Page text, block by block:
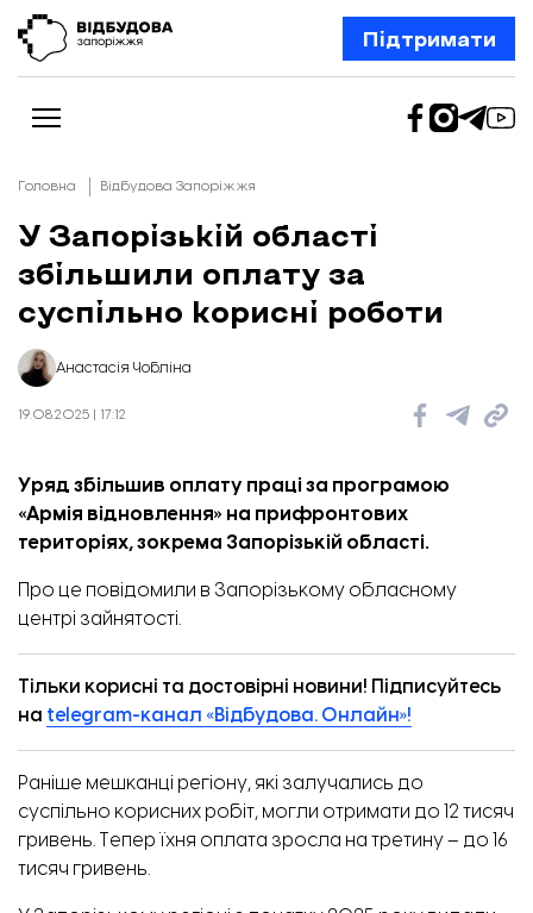
Підтримати
Новини
Відбудова Запоріжжя
Ексклюзив
Бізнес
Шлях додому
Відбудова. Життя
Про нас
Головна Відбудова Запоріжжя
У Запорізькій області
збільшили оплату за
суспільно корисні роботи
Анастасія Чобліна
19.08.2025 | 17:12
Уряд збільшив оплату праці за програмою
«Армія відновлення» на прифронтових
територіях, зокрема Запорізькій області.
Про це повідомили в Запорізькому обласному
центрі зайнятості.
Тільки корисні та достовірні новини! Підписуйтесь
на telegram-канал «Відбудова. Онлайн»!
Раніше мешканці регіону, які залучались до
суспільно корисних робіт, могли отримати до 12 тисяч
гривень. Тепер їхня оплата зросла на третину – до 16
тисяч гривень.